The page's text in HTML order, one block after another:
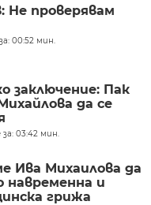
Не проверявам
00:52 мин.
заключение: Пак
да се
03:42 мин.
Ива Михаилова да
навременна и
грижа